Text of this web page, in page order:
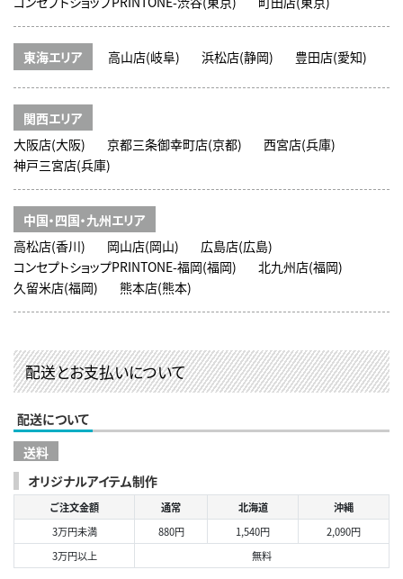
東海エリア 高山店(岐阜) 浜松店(静岡) 豊田店(愛知)
関西エリア
大阪店(大阪)
京都三条御幸町店(京都)
西宮店(兵庫)
神戸三宮店(兵庫)
中国・四国・九州エリア
高松店(香川)
岡山店(岡山)
広島店(広島)
コンセプトショップPRINTONE-福岡(福岡)
北九州店(福岡)
久留米店(福岡)
熊本店(熊本)
配送とお支払いについて
配送について
送料
オリジナルアイテム制作
ご注文金額 通常 北海道
沖縄
3万円未満
880円 1,540円
2,090円
3万円以上
無料